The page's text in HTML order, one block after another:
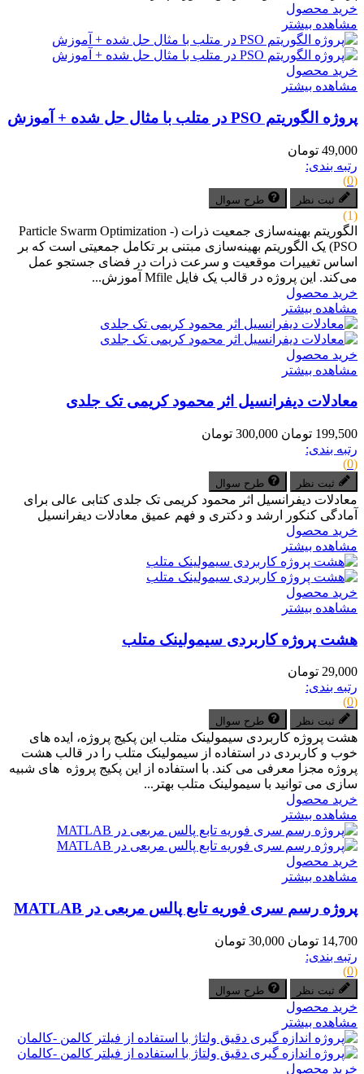
خرید محصول
مشاهده بیشتر
خرید محصول
مشاهده بیشتر
پروژه الگوریتم PSO در متلب با مثال حل شده + آموزش
49,000 تومان
رتبه بندی:
(0)
ثبت نظر طرح سوال
(1)
الگوریتم بهینه‌سازی جمعیت ذرات (Particle Swarm Optimization -
PSO) یک الگوریتم بهینه‌سازی مبتنی بر تکامل جمعیتی است که بر
اساس تغییرات موقعیت و سرعت ذرات در فضای جستجو عمل
می‌کند. این پروژه در قالب یک فایل Mfile آموزش...
خرید محصول
مشاهده بیشتر
خرید محصول
مشاهده بیشتر
معادلات دیفرانسیل اثر محمود کریمی تک جلدی
199,500 تومان
300,000 تومان
رتبه بندی:
(0)
ثبت نظر طرح سوال
معادلات دیفرانسیل اثر محمود کریمی تک جلدی کتابی عالی برای
آمادگی کنکور ارشد و دکتری و فهم عمیق معادلات دیفرانسیل
خرید محصول
مشاهده بیشتر
خرید محصول
مشاهده بیشتر
هشت پروژه کاربردی سیمولینک متلب
29,000 تومان
رتبه بندی:
(0)
ثبت نظر طرح سوال
هشت پروژه کاربردی سیمولینک متلب این پکیج پروژه، ایده های
خوب و کاربردی در استفاده از سیمولینک متلب را در قالب هشت
پروژه مجزا معرفی می کند. با استفاده از این پکیج پروژه های شبیه
سازی می توانید با سیمولینک متلب بهتر...
خرید محصول
مشاهده بیشتر
خرید محصول
مشاهده بیشتر
پروژه رسم سری فوریه تابع پالس مربعی در MATLAB
14,700 تومان
30,000 تومان
رتبه بندی:
(0)
ثبت نظر طرح سوال
خرید محصول
مشاهده بیشتر
خرید محصول